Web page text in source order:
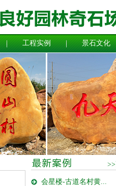
工程实例 景石文化
会星楼-古道名村黄...